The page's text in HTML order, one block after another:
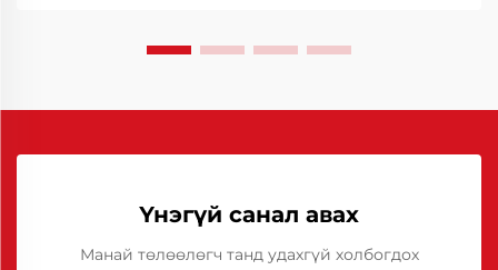
Үнэгүй санал авах
Манай төлөөлөгч танд удахгүй холбогдох